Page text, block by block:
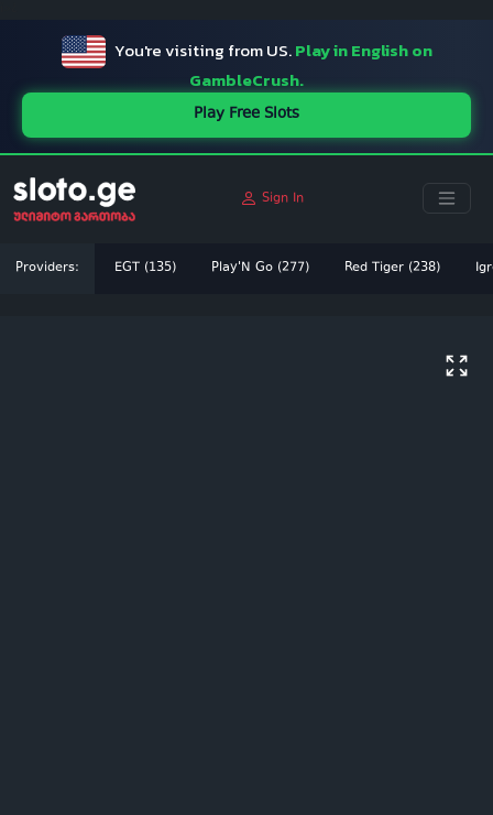
You're visiting from US.Play in English on
GambleCrush.
Play Free Slots
Sign In
Providers: EGT (135) Play'N Go (277) Red Tiger (238)